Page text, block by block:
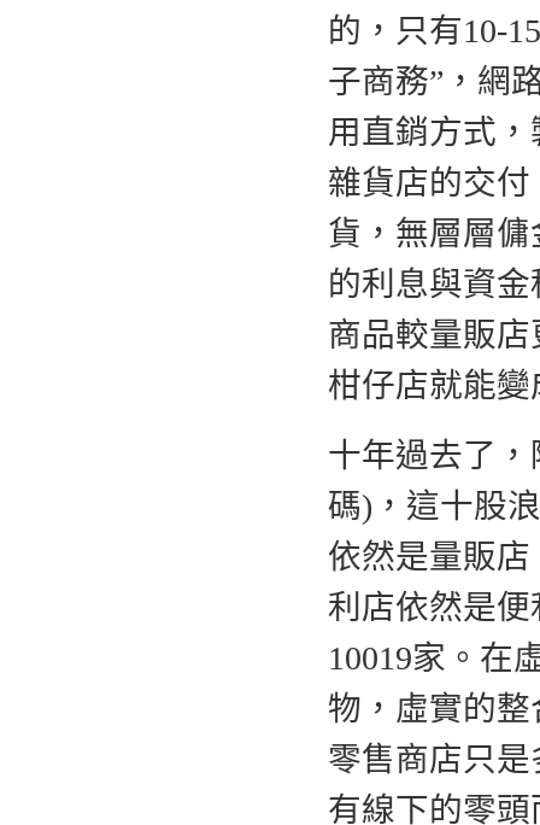
的，只有10-
子商務”，網
用直銷方式
雜貨店的交
貨，無層層
的利息與資
商品較量販
柑仔店就能變
十年過去了
碼)，這十股
依然是量販
利店依然是
10019家。在
物，虛實的
零售商店只
有線下的零